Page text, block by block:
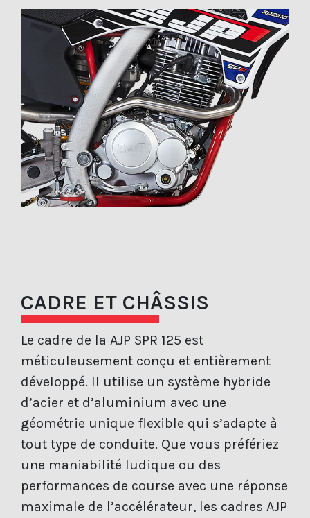
CADRE ET CHÂSSIS
Le cadre de la AJP SPR 125 est
méticuleusement conçu et entièrement
développé. Il utilise un système hybride
d’acier et d’aluminium avec une
géométrie unique flexible qui s’adapte à
tout type de conduite. Que vous préfériez
une maniabilité ludique ou des
performances de course avec une réponse
maximale de l’accélérateur, les cadres AJP